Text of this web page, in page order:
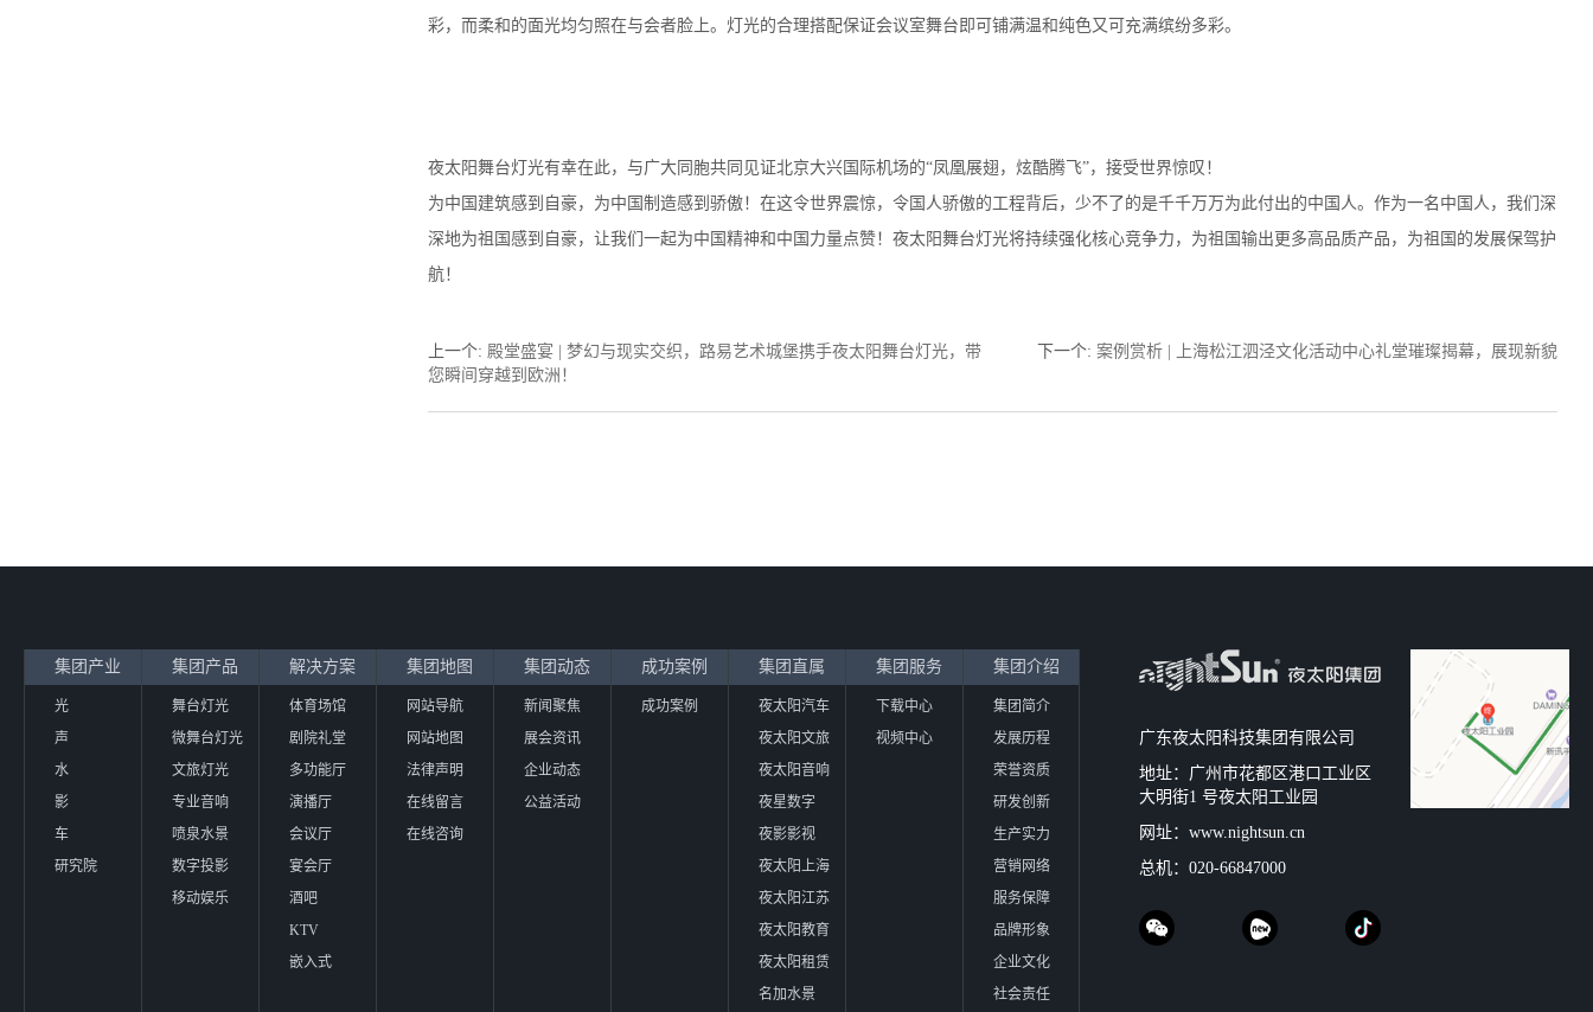
彩，而柔和的面光均匀照在与会者脸上。灯光的合理搭配保证会议室舞台即可铺满温和纯色又可充满缤纷多彩。
夜太阳舞台灯光有幸在此，与广大同胞共同见证北京大兴国际机场的“凤凰展翅，炫酷腾飞”，接受世界惊叹！
为中国建筑感到自豪，为中国制造感到骄傲！在这令世界震惊，令国人骄傲的工程背后，少不了的是千千万万为此付出的中国人。作为一名中国人，我们深
深地为祖国感到自豪，让我们一起为中国精神和中国力量点赞！夜太阳舞台灯光将持续强化核心竞争力，为祖国输出更多高品质产品，为祖国的发展保驾护
航！
上一个: 殿堂盛宴 | 梦幻与现实交织，路易艺术城堡携手夜太阳舞台灯光，带
您瞬间穿越到欧洲！
下一个: 案例赏析 | 上海松江泗泾文化活动中心礼堂璀璨揭幕，展现新貌
集团产业
光
声
水
影
车
研究院
集团产品
舞台灯光
微舞台灯光
文旅灯光
专业音响
喷泉水景
数字投影
移动娱乐
解决方案
体育场馆
剧院礼堂
多功能厅
演播厅
会议厅
宴会厅
酒吧
KTV
嵌入式
集团地图
网站导航
网站地图
法律声明
在线留言
在线咨询
集团动态
新闻聚焦
展会资讯
企业动态
公益活动
成功案例
成功案例
集团直属
夜太阳汽车
夜太阳文旅
夜太阳音响
夜星数字
夜影影视
夜太阳上海
夜太阳江苏
夜太阳教育
夜太阳租赁
名加水景
集团服务
下载中心
视频中心
集团介绍
集团简介
发展历程
荣誉资质
研发创新
生产实力
营销网络
服务保障
品牌形象
企业文化
社会责任
广东夜太阳科技集团有限公司
地址：广州市花都区港口工业区
大明街1 号夜太阳工业园
网址：www.nightsun.cn
总机：020-66847000